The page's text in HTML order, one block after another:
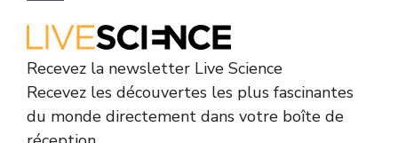
Recevez la newsletter Live Science
Recevez les découvertes les plus fascinantes
du monde directement dans votre boîte de